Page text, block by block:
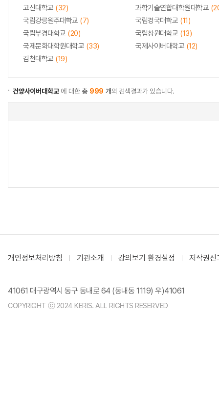
고신대학교 (32) 과학기술연합대학원대학교
국립강릉원주대학교 (7) 국립경국대학교 (11)
국립부경대학교 (20) 국립창원대학교 (13)
국제문화대학원대학교 (33) 국제사이버대학교 (12)
김천대학교 (19)
건양사이버대학교에 대한총 999 개의 검색결과가 있습니다.
개인정보처리방침 기관소개 강의보기 환경설정 저작권신
41061 대구광역시 동구 동내로 64 (동내동 1119) 우)41061
COPYRIGHT ⓒ 2024 KERIS. ALL RIGHTS RESERVED